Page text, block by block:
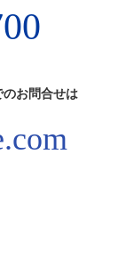
お問合せは